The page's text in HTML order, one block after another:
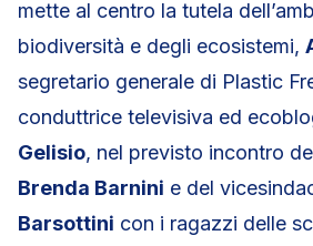
mette al centro la tutela
biodiversità e degli ecosistemi,
segretario generale di Plastic
conduttrice televisiva ed
Gelisio, nel previsto incontro
Brenda Barnini e del
Barsottini con i ragazzi delle